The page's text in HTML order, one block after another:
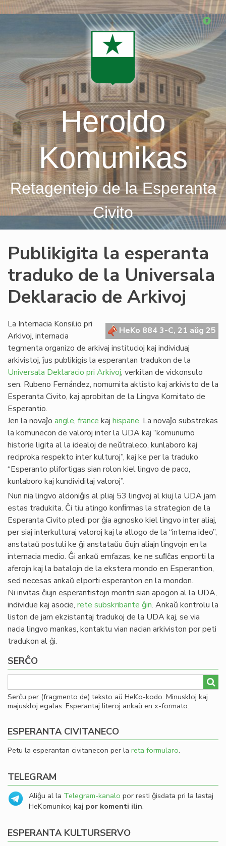
Skip
Heroldo
Komunikas
Retagentejo de la Esperanta
Civito
Publikigita la esperanta
traduko de la Universala
Deklaracio de Arkivoj
HeKo 884 3-C, 21 aŭg 25
La Internacia Konsilio pri
Arkivoj, internacia
tegmenta organizo de arkivaj institucioj kaj individuaj
arkivistoj, ĵus publikigis la esperantan tradukon de la
Universala Deklaracio pri Arkivoj, verkitan de vickonsulo
sen. Rubeno Fernández, nomumita aktisto kaj arkivisto de la
Esperanta Civito, kaj aprobitan de la Lingva Komitato de
Esperantio.
Jen la novaĵo angle, france kaj hispane. La novaĵo substrekas
la komunecon de valoroj inter la UDA kaj “komunumo
historie ligita al la idealoj de neŭtraleco, kunlaboro kaj
reciproka respekto inter kulturoj”, kaj ke per la traduko
“Esperanto plifortigas sian rolon kiel lingvo de paco,
kunlaboro kaj kundividitaj valoroj”.
Nun nia lingvo aldoniĝis al pliaj 53 lingvoj al kiuj la UDA jam
estas tradukita. Ĉi tiu atingo konﬁrmas la strategion de la
Esperanta Civito pledi por ĝia agnosko kiel lingvo inter aliaj,
per siaj interkulturaj valoroj kaj la allogo de la “interna ideo”,
anstataŭ postuli ke ĝi anstataŭu ĉiujn aliajn lingvojn en la
internacia medio. Ĝi ankaŭ emfazas, ke ne suﬁĉas enporti la
aferojn kaj la batalojn de la ekstera mondo en Esperantion,
sed necesas ankaŭ elporti esperanton en la mondon.
Ni invitas ĉiujn esperantistojn montri sian apogon al la UDA,
individue kaj asocie, rete subskribante ĝin. Ankaŭ kontrolu la
liston de jam ekzistantaj tradukoj de la UDA kaj, se via
nacia lingvo mankas, kontaktu vian nacian arkiviston por peti
tradukon al ĝi.
SERĈO
Serĉu per (fragmento de) teksto aŭ HeKo-kodo. Minuskloj kaj
majuskloj egalas. Esperantaj literoj ankaŭ en x-formato.
ESPERANTA CIVITANECO
Petu la esperantan civitanecon per la reta formularo.
TELEGRAM
Aliĝu al la Telegram-kanalo por resti ĝisdata pri la lastaj
HeKomunikoj kaj por komenti ilin.
ESPERANTA KULTURSERVO